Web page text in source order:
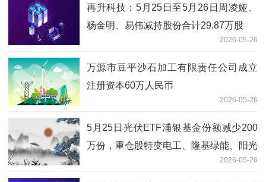
再升科技：5月25日至5月26日周凌娅、
杨金明、易伟减持股份合计29.87万股
2026-05-26
万源市豆平沙石加工有限责任公司成立
注册资本60万人民币
2026-05-26
5月25日光伏ETF浦银基金份额减少200
万份，重仓股特变电工、隆基绿能、阳光
2026-05-26